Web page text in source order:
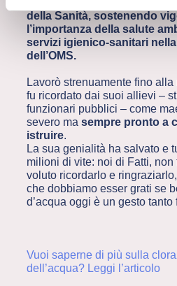
della Sanità, sostenendo
l’importanza della salute
servizi igienico-sanitari
dell’OMS.
Lavorò strenuamente fino alla
fu ricordato dai suoi allievi –
funzionari pubblici – come
severo ma sempre pronto a
istruire.
La sua genialità ha salvato e
milioni di vite: noi di Fatti, non
voluto ricordarlo e
che dobbiamo esser grati se
d’acqua oggi è un gesto
Vuoi saperne di più sulla
dell’acqua? Leggi l’articolo